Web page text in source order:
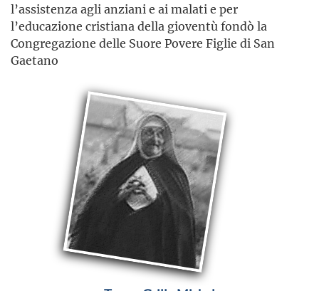
l’assistenza agli anziani e ai malati e per
l’educazione cristiana della gioventù fondò la
Congregazione delle Suore Povere Figlie di San
Gaetano